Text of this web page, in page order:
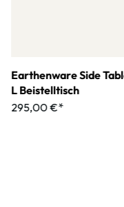
Earthenware Side
L Beistelltisch
295,00 €*